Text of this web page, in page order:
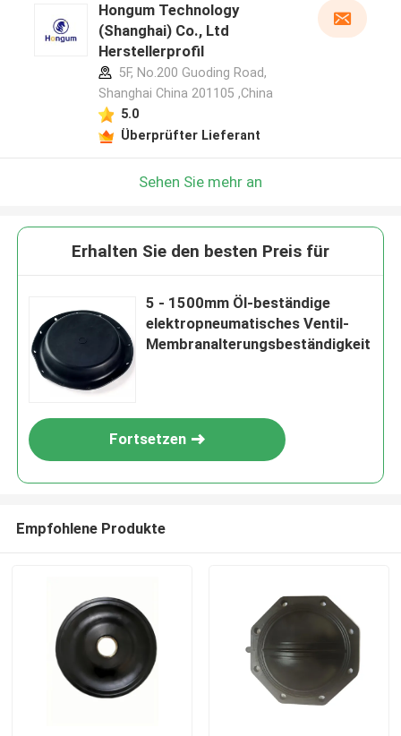
Hongum Technology
(Shanghai) Co., Ltd
Herstellerprofil
5F, No.200 Guoding Road,
Shanghai China 201105 ,China
5.0
Überprüfter Lieferant
Sehen Sie mehr an
Erhalten Sie den besten Preis für
5 - 1500mm Öl-beständige
elektropneumatisches Ventil-
Membranalterungsbeständigkeit
Fortsetzen
Empfohlene Produkte